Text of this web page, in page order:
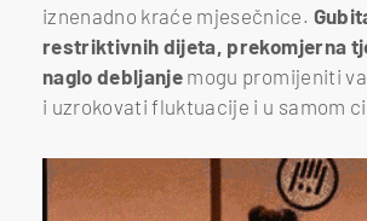
iznenadno kraće mjesečnice.
restriktivnih dijeta, prekomjerna
naglo debljanje mogu promijeniti
i uzrokovati fluktuacije i u samom